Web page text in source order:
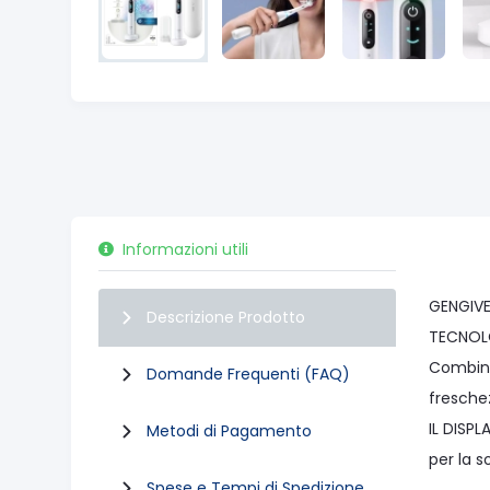
Informazioni utili
Descrizione Prodotto
Domande Frequenti (FAQ)
Metodi di Pagamento
IL
per la